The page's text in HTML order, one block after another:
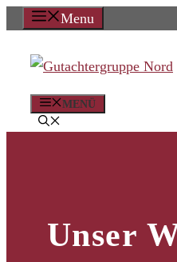
Zum
springen
Menu
MENÜ
Unser